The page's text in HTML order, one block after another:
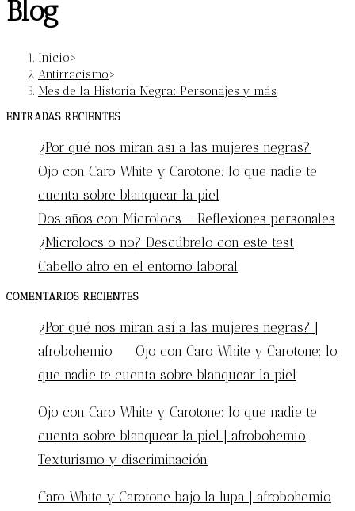
Blog
Inicio>
Antirracismo>
Mes de la Historia Negra: Personajes y más
ENTRADAS RECIENTES
¿Por qué nos miran así a las mujeres negras?
Ojo con Caro White y Carotone: lo que nadie te
cuenta sobre blanquear la piel
Dos años con Microlocs – Reflexiones personales
¿Microlocs o no? Descúbrelo con este test
Cabello afro en el entorno laboral
COMENTARIOS RECIENTES
¿Por qué nos miran así a las mujeres negras? |
afrobohemio
Ojo con Caro White y Carotone: lo
que nadie te cuenta sobre blanquear la piel
Ojo con Caro White y Carotone: lo que nadie te
cuenta sobre blanquear la piel | afrobohemio
Texturismo y discriminación
Caro White y Carotone bajo la lupa | afrobohemio